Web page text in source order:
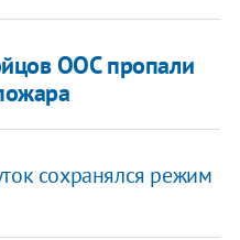
ООС пропали
сохранялся режим